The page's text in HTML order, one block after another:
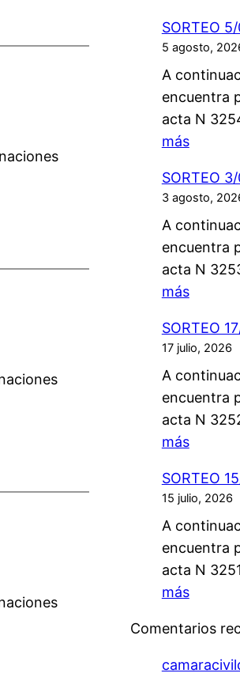
O
R
T
E
O
7
0
/
2
0
2
6
SORTEO
5 agosto,
A
encuentra
acta N
más:
O
R
T
E
O
5
0
/
2
0
2
6
SORTEO
3 agosto,
A
encuentra
acta N
más:
O
R
T
E
O
3
0
/
2
0
2
6
SORTEO
17 julio, 2026
A
encuentra
acta N
más:
O
R
T
E
O
1
0
SORTEO
15 julio, 2026
A
encuentra
acta N
más:
O
Comentarios